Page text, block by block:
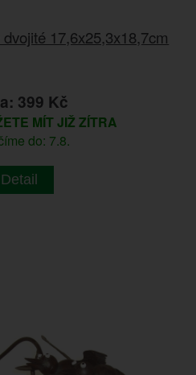
17,6x25,3x18,7cm
399 Kč
MÍT JIŽ ZÍTRA
do: 7.8.
Detail